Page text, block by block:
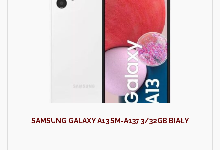
SAMSUNG GALAXY A13 SM-A137 3/32GB BIAŁY